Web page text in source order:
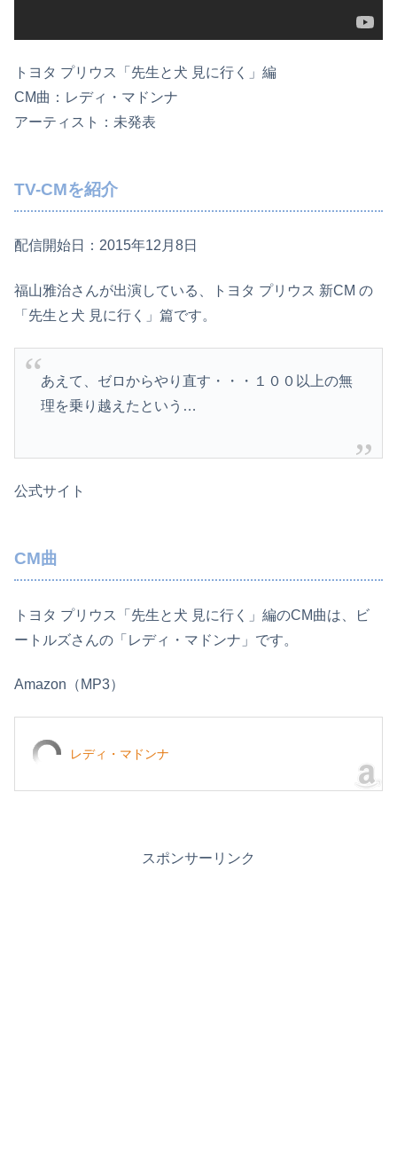
トヨタ プリウス「先生と犬 見に行く」編
CM曲：レディ・マドンナ
アーティスト：未発表
TV-CMを紹介
配信開始日：2015年12月8日
福山雅治さんが出演している、トヨタ プリウス 新CM の
「先生と犬 見に行く」篇です。
あえて、ゼロからやり直す・・・１００以上の無
理を乗り越えたという…
公式サイト
CM曲
トヨタ プリウス「先生と犬 見に行く」編のCM曲は、ビ
ートルズさんの「レディ・マドンナ」です。
Amazon（MP3）
レディ・マドンナ
スポンサーリンク